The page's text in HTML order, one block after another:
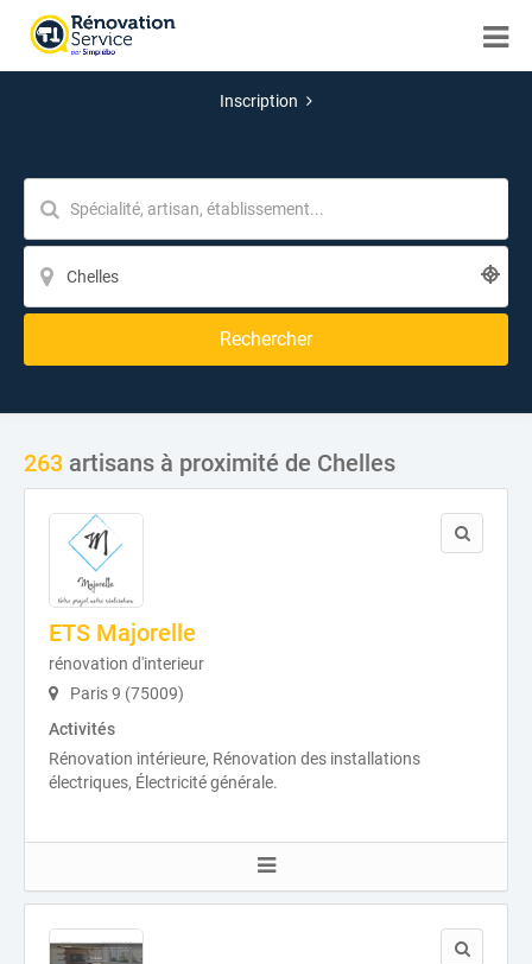
Inscription
Rechercher
263 artisans à proximité de Chelles
ETS Majorelle
rénovation d'interieur
Paris 9 (75009)
Activités
Rénovation intérieure, Rénovation des installations
électriques, Électricité générale.